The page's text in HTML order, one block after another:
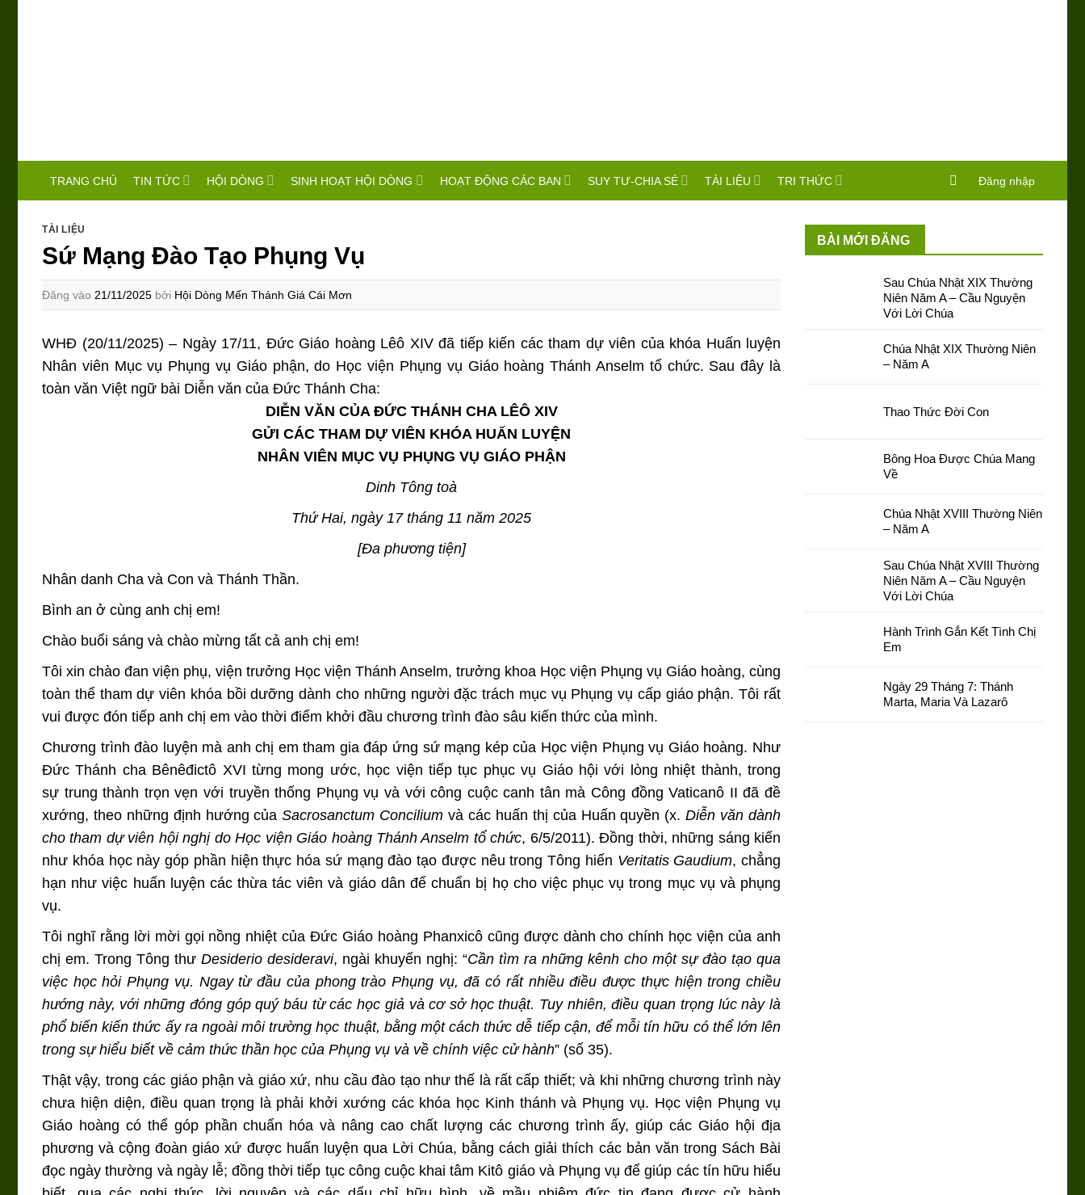
TRANG CHỦ TIN TỨC HỘI DÒNG SINH HOẠT HỘI DÒNG HOẠT ĐỘNG CÁC BAN SUY TƯ-CHIA SẺ TÀI LIỆU TRI THỨC Đăng nhập
TÀI LIỆU
Sứ Mạng Đào Tạo Phụng Vụ
Đăng vào 21/11/2025 bởi Hội Dòng Mến Thánh Giá Cái Mơn
WHĐ (20/11/2025) – Ngày 17/11, Đức Giáo hoàng Lêô XIV đã tiếp kiến các tham dự viên của khóa Huấn luyện
Nhân viên Mục vụ Phụng vụ Giáo phận, do Học viện Phụng vụ Giáo hoàng Thánh Anselm tổ chức. Sau đây là
toàn văn Việt ngữ bài Diễn văn của Đức Thánh Cha:
DIỄN VĂN CỦA ĐỨC THÁNH CHA LÊÔ XIV
GỬI CÁC THAM DỰ VIÊN KHÓA HUẤN LUYỆN
NHÂN VIÊN MỤC VỤ PHỤNG VỤ GIÁO PHẬN
Dinh Tông toà
Thứ Hai, ngày 17 tháng 11 năm 2025
[Đa phương tiện]
Nhân danh Cha và Con và Thánh Thần.
Bình an ở cùng anh chị em!
Chào buổi sáng và chào mừng tất cả anh chị em!
Tôi xin chào đan viện phụ, viện trưởng Học viện Thánh Anselm, trưởng khoa Học viện Phụng vụ Giáo hoàng, cùng
toàn thể tham dự viên khóa bồi dưỡng dành cho những người đặc trách mục vụ Phụng vụ cấp giáo phận. Tôi rất
vui được đón tiếp anh chị em vào thời điểm khởi đầu chương trình đào sâu kiến thức của mình.
Chương trình đào luyện mà anh chị em tham gia đáp ứng sứ mạng kép của Học viện Phụng vụ Giáo hoàng. Như
Đức Thánh cha Bênêđictô XVI từng mong ước, học viện tiếp tục phục vụ Giáo hội với lòng nhiệt thành, trong
sự trung thành trọn vẹn với truyền thống Phụng vụ và với công cuộc canh tân mà Công đồng Vaticanô II đã đề
xướng, theo những định hướng củaSacrosanctum Concilium và các huấn thị của Huấn quyền (x.Diễn văn dành
cho tham dự viên hội nghị do Học viện Giáo hoàng Thánh Anselm tổ chức, 6/5/2011). Đồng thời, những sáng kiến
như khóa học này góp phần hiện thực hóa sứ mạng đào tạo được nêu trong Tông hiến Veritatis Gaudium, chẳng
hạn như việc huấn luyện các thừa tác viên và giáo dân để chuẩn bị họ cho việc phục vụ trong mục vụ và phụng
vụ.
Tôi nghĩ rằng lời mời gọi nồng nhiệt của Đức Giáo hoàng Phanxicô cũng được dành cho chính học viện của anh
chị em. Trong Tông thư Desiderio desideravi, ngài khuyến nghị: “Cần tìm ra những kênh cho một sự đào tạo qua
việc học hỏi Phụng vụ. Ngay từ đầu của phong trào Phụng vụ, đã có rất nhiều điều được thực hiện trong chiều
hướng này, với những đóng góp quý báu từ các học giả và cơ sở học thuật. Tuy nhiên, điều quan trọng lúc này là
phổ biến kiến thức ấy ra ngoài môi trường học thuật, bằng một cách thức dễ tiếp cận, để mỗi tín hữu có thể lớn lên
trong sự hiểu biết về cảm thức thần học của Phụng vụ và về chính việc cử hành” (số 35).
Thật vậy, trong các giáo phận và giáo xứ, nhu cầu đào tạo như thế là rất cấp thiết; và khi những chương trình này
chưa hiện diện, điều quan trọng là phải khởi xướng các khóa học Kinh thánh và Phụng vụ. Học viện Phụng vụ
Giáo hoàng có thể góp phần chuẩn hóa và nâng cao chất lượng các chương trình ấy, giúp các Giáo hội địa
phương và cộng đoàn giáo xứ được huấn luyện qua Lời Chúa, bằng cách giải thích các bản văn trong Sách Bài
đọc ngày thường và ngày lễ; đồng thời tiếp tục công cuộc khai tâm Kitô giáo và Phụng vụ để giúp các tín hữu hiểu
BÀI MỚI ĐĂNG
Sau Chúa Nhật XIX Thường
Niên Năm A – Cầu Nguyện
Với Lời Chúa
Chúa Nhật XIX Thường Niên
– Năm A
Thao Thức Đời Con
Bông Hoa Được Chúa Mang
Về
Chúa Nhật XVIII Thường Niên
– Năm A
Sau Chúa Nhật XVIII Thường
Niên Năm A – Cầu Nguyện
Với Lời Chúa
Hành Trình Gắn Kết Tình Chị
Em
Ngày 29 Tháng 7: Thánh
Marta, Maria Và Lazarô